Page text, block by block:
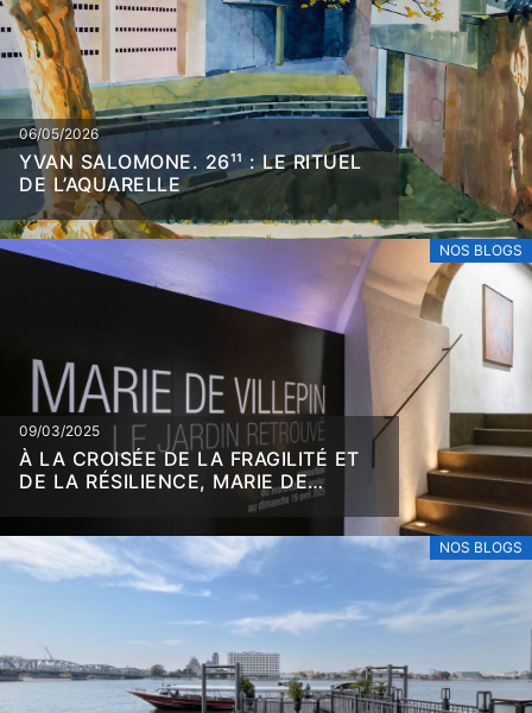
06/05/2026
YVAN SALOMONE. 26¹¹ : LE RITUEL
DE L’AQUARELLE
NOS BLOGS
09/03/2025
À LA CROISÉE DE LA FRAGILITÉ ET
DE LA RÉSILIENCE, MARIE DE
NOS BLOGS